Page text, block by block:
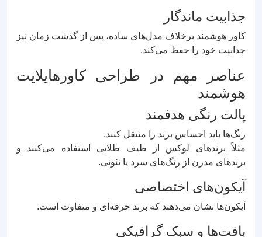
جذابیت ماندگار
کاور هوشمند برخلاف مدل‌های ساده، پس از گذشت زمان نیز
جذابیت خود را حفظ می‌کند.
عناصر مهم در طراحی کاورهایلایت
هوشمند
پالت رنگی هدفمند
رنگ‌ها باید احساس برند را منتقل کنند.
مثلاً برندهای لوکس از طیف طلایی استفاده می‌کنند و
برندهای مدرن از رنگ‌های سرد یا نئونی.
آیکون‌های اختصاصی
آیکون‌ها نشان می‌دهند که برند حرفه‌ای و متفاوت است.
بافت‌ها و سبک گرافیکی